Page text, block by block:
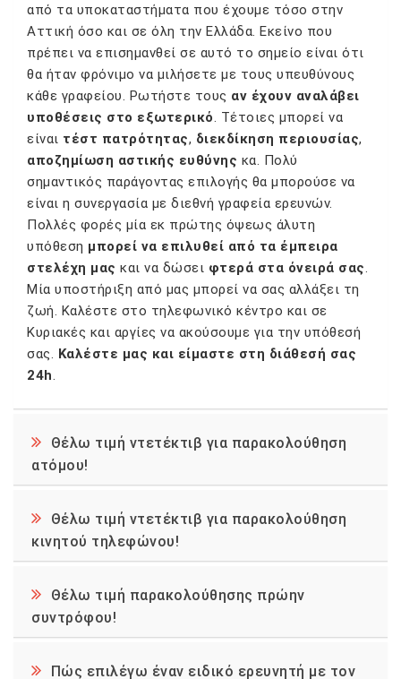
από τα υποκαταστήματα που έχουμε τόσο στην
Αττική όσο και σε όλη την Ελλάδα. Εκείνο που
πρέπει να επισημανθεί σε αυτό το σημείο είναι ότι
θα ήταν φρόνιμο να μιλήσετε με τους υπευθύνους
κάθε γραφείου. Ρωτήστε τους αν έχουν αναλάβει
υποθέσεις στο εξωτερικό. Τέτοιες μπορεί να
είναι τέστ πατρότητας, διεκδίκηση περιουσίας,
αποζημίωση αστικής ευθύνης κα. Πολύ
σημαντικός παράγοντας επιλογής θα μπορούσε να
είναι η συνεργασία με διεθνή γραφεία ερευνών.
Πολλές φορές μία εκ πρώτης όψεως άλυτη
υπόθεση μπορεί να επιλυθεί από τα έμπειρα
στελέχη μας και να δώσει φτερά στα όνειρά σας.
Μία υποστήριξη από μας μπορεί να σας αλλάξει τη
ζωή. Καλέστε στο τηλεφωνικό κέντρο και σε
Κυριακές και αργίες να ακούσουμε για την υπόθεσή
σας. Καλέστε μας και είμαστε στη διάθεσή σας
24h.
Θέλω τιμή ντετέκτιβ για παρακολούθηση
ατόμου!
Θέλω τιμή ντετέκτιβ για παρακολούθηση
κινητού τηλεφώνου!
Θέλω τιμή παρακολούθησης πρώην
συντρόφου!
Πώς επιλέγω έναν ειδικό ερευνητή με τον